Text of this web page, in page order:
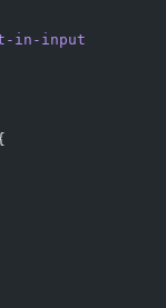
in-input